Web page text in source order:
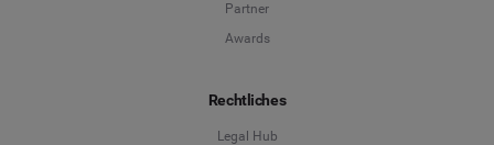
Partner
Awards
Rechtliches
Legal Hub